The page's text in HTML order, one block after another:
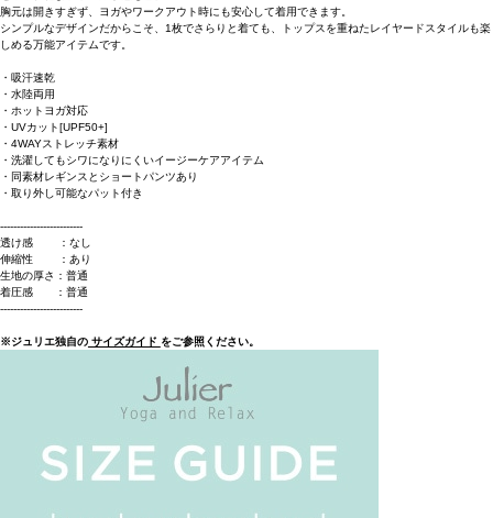
胸元は開きすぎず、ヨガやワークアウト時にも安心して着用できます。
シンプルなデザインだからこそ、1枚でさらりと着ても、トップスを重ねたレイヤードスタイルも楽
しめる万能アイテムです。
・吸汗速乾
・水陸両用
・ホットヨガ対応
・UVカット[UPF50+]
・4WAYストレッチ素材
・洗濯してもシワになりにくいイージーケアアイテム
・同素材レギンスとショートパンツあり
・取り外し可能なパット付き
-------------------------
透け感 ：なし
伸縮性 ：あり
生地の厚さ：普通
着圧感 ：普通
-------------------------
※ジュリエ独自のサイズガイド をご参照ください。